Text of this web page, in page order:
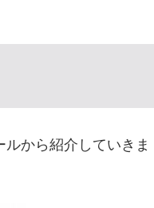
から紹介していきま